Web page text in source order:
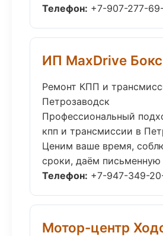
Телефон: +7-907-277-
ИП MaxDrive Бокс
Ремонт КПП и
Петрозаводск
Профессиональный
кпп и трансмиссии в
Ценим ваше время,
сроки, даём письменную
Телефон: +7-947-349-
Мотор-центр